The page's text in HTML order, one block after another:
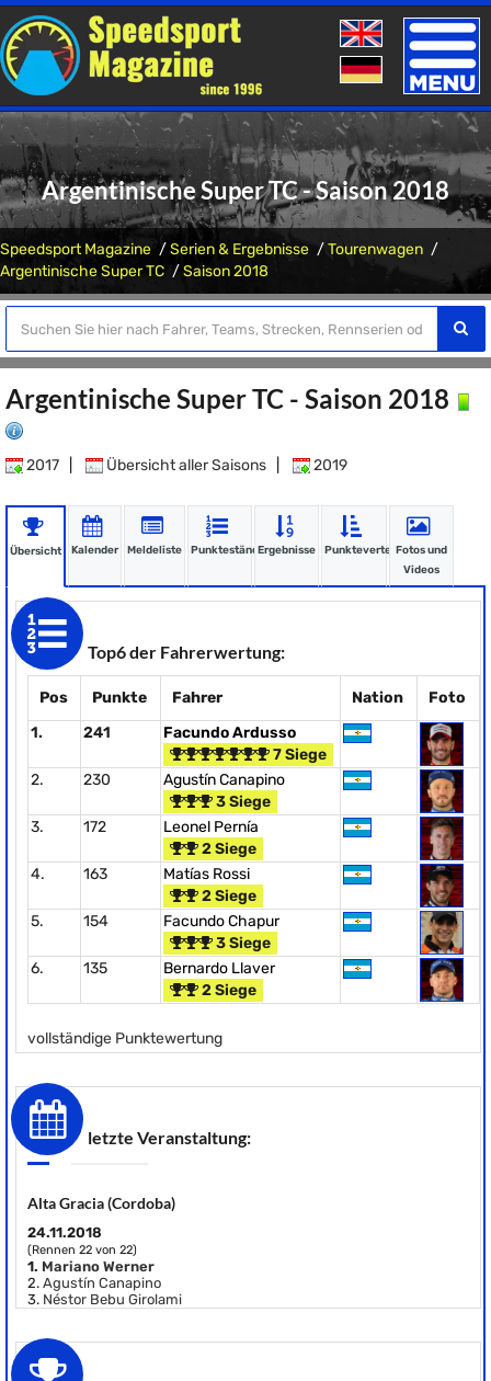
Toggle
Argentinische Super TC - Saison 2018
Speedsport Magazine Serien & Ergebnisse
Tourenwagen
Argentinische Super TC
Saison 2018
Argentinische Super TC - Saison 2018
2017 Übersicht aller Saisons 2019
Übersicht Kalender Meldeliste PunkteständeErgebnisse PunkteverteilungFotos und
Videos
Top6 der Fahrerwertung:
Pos Punkte Fahrer Nation
Foto
1.
241
Facundo Ardusso
7 Siege
2.
230
Agustín Canapino
3 Siege
3.
172
Leonel Pernía
2 Siege
4.
163
Matías Rossi
2 Siege
5.
154
Facundo Chapur
3 Siege
6.
135
Bernardo Llaver
2 Siege
vollständige Punktewertung
letzte Veranstaltung:
Alta Gracia (Cordoba)
24.11.2018
(Rennen 22 von 22)
1. Mariano Werner
2. Agustín Canapino
3. Néstor Bebu Girolami